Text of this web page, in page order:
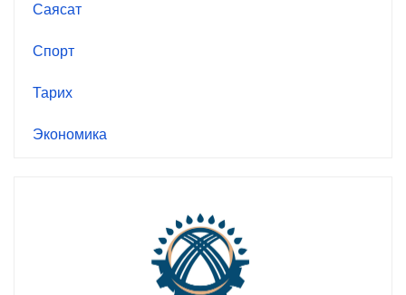
Саясат
Спорт
Тарих
Экономика